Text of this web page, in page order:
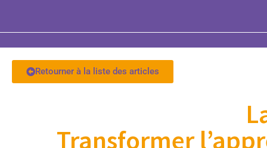
Retourner à la liste des articles
Transformer